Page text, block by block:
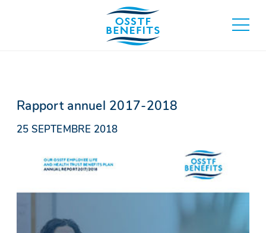
basculer
au
Rapport annuel 2017-2018
25 SEPTEMBRE 2018